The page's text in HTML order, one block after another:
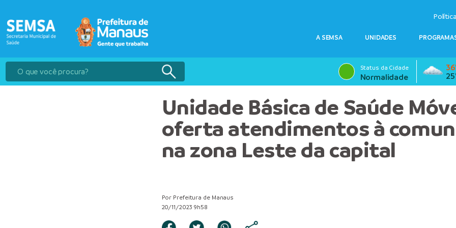
A SEMSA UNIDADES
Status da Cidade
Normalidade
Unidade Básica de Saúde
oferta atendimentos à
na zona Leste da capital
Por Prefeitura de Manaus
20/11/2023 9h58